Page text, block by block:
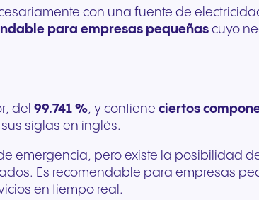
con una fuente de
para empresas pequeñas cuyo
del 99.741 %, y contiene ciertos
siglas en inglés.
emergencia, pero existe la posibilidad
Es recomendable para empresas
en tiempo real.